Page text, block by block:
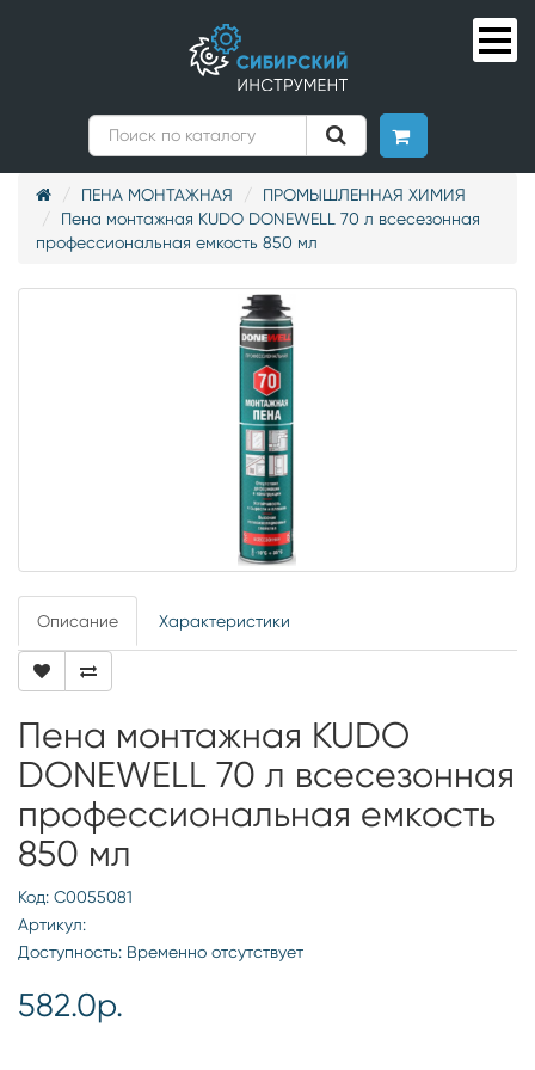
ПЕНА МОНТАЖНАЯ
ПРОМЫШЛЕННАЯ ХИМИЯ
Пена монтажная KUDO DONEWELL 70 л всесезонная
профессиональная емкость 850 мл
Описание Характеристики
Пена монтажная KUDO
DONEWELL 70 л всесезонная
профессиональная емкость
850 мл
Код: С0055081
Артикул:
Доступность: Временно отсутствует
582.0р.